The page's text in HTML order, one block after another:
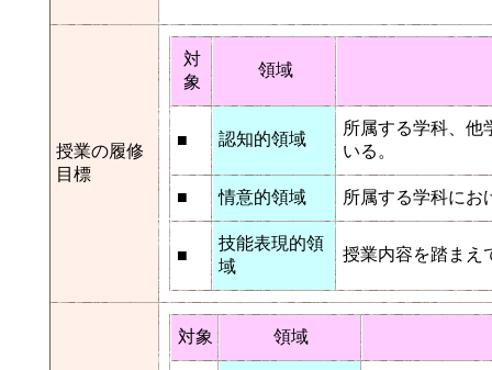
授業の履修
目標
対
象
領域
■ 認知的領域
所属する学科、他
いる。
■ 情意的領域 所属する学科にお
■
技能表現的領
域
授業内容を踏まえ
対象 領域